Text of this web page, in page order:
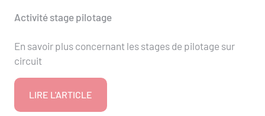
Activité stage pilotage
En savoir plus concernant les stages de pilotage sur
circuit
LIRE L'ARTICLE